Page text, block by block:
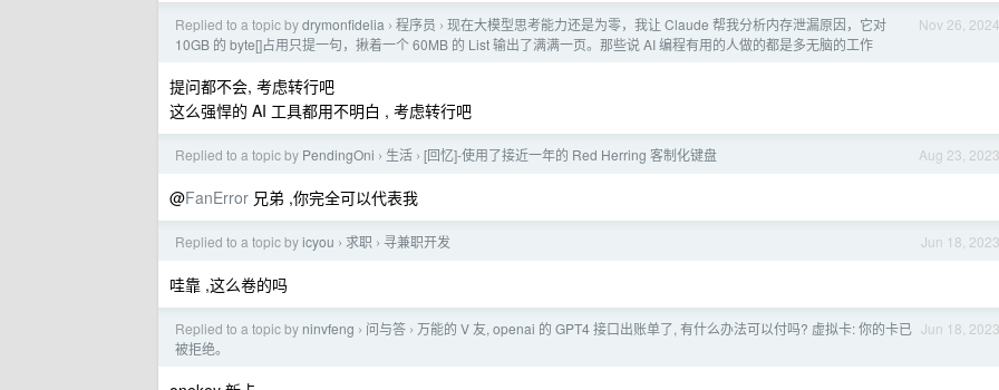
Nov 26, 2024
Replied to a topic bydrymonfidelia › 程序员 › 现在大模型思考能力还是为零，我让 Claude 帮我分析内存泄漏原因，它对
10GB 的 byte[]占用只提一句，揪着一个 60MB 的 List 输出了满满一页。那些说 AI 编程有用的人做的都是多无脑的工作
提问都不会, 考虑转行吧
这么强悍的 AI 工具都用不明白 , 考虑转行吧
Aug 23, 2023
Replied to a topic by PendingOni › 生活 › [回忆]-使用了接近一年的 Red Herring 客制化键盘
@FanError 兄弟 ,你完全可以代表我
Jun 18, 2023
Replied to a topic byicyou › 求职 › 寻兼职开发
哇靠 ,这么卷的吗
Jun 18, 2023
Replied to a topic by ninvfeng › 问与答 › 万能的 V 友, openai 的 GPT4 接口出账单了, 有什么办法可以付吗? 虚拟卡: 你的卡已
被拒绝。